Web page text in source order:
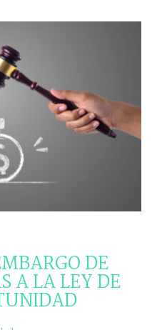
DE
A LA LEY DE